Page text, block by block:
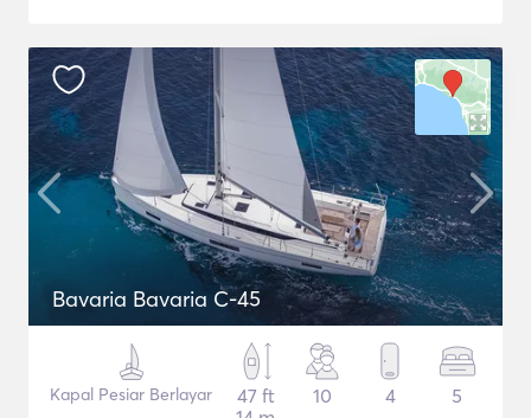
Bavaria Bavaria C-45
Kapal Pesiar Berlayar
47 ft
10 4 5